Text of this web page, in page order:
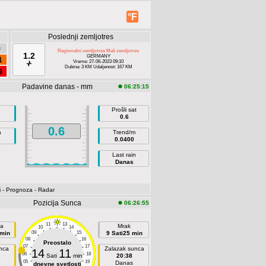
°F
Poslednji zemljotres
1.2
Regionalni zemljotres Mali zemljotres
GERMANY
Vreme: 27-06-2023 09:10
Dubina: 3 KM Udaljenost: 167 KM
Padavine danas - mm 06:25:15
0.6
Prošli sat
0.6
Trend/m
0.0400
Last rain
Danas
- Prognoza - Radar
Pozicija Sunca 06:26:55
11 13
10
14
09
15
08
16
07
17
06
18
05
19
Preostalo
14 Sati 11 min
dnevne svetlosti
Mrak
9 Sati25 min
Zalazak sunca
20:38
Danas